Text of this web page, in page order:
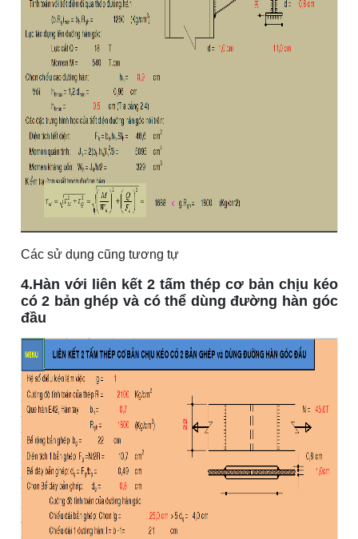
Các sử dụng cũng tương tự
4.Hàn với liên kết 2 tấm thép cơ bản chịu kéo
có 2 bản ghép và có thể dùng đường hàn góc
đầu